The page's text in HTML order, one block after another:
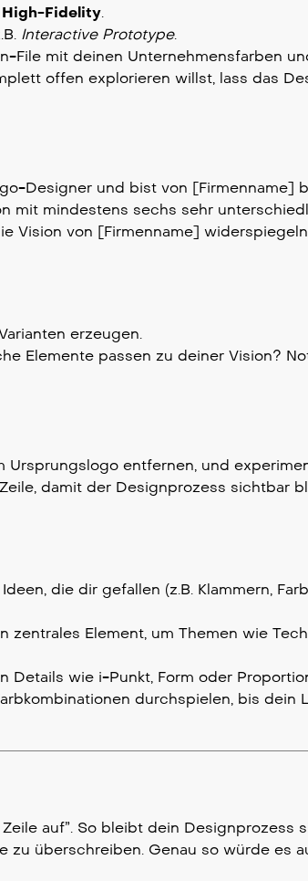
High-Fidelity
Interactive Prototype.
File mit deinen Unternehmensfarben
offen explorieren willst, lass das
Designer und bist von [Firmenname]
mit mindestens sechs sehr
Vision von [Firmenname]
erzeugen.
Elemente passen zu deiner Vision?
Ursprungslogo entfernen, und
damit der Designprozess sichtbar
die dir gefallen (z.B. Klammern,
zentrales Element, um Themen wie
Details wie i-Punkt, Form oder
durchspielen, bis dein
auf”. So bleibt dein Designprozess
zu überschreiben. Genau so würde es